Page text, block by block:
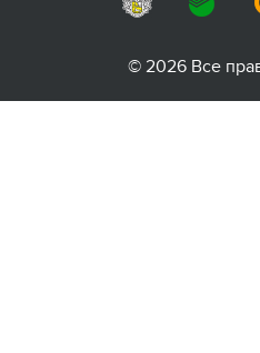
© 2026 Все